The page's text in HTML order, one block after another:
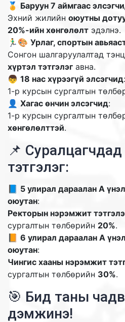
🏅 Баруун 7 аймгаас
Эхний жилийн оюутны
20%-ийн хөнгөлөлт эдэлнэ.
🏃‍♂️🎨 Урлаг, спортын
Сонгон шалгаруулалтад
хүртэл тэтгэлэг авна.
👦 18 нас хүрээгүй элсэгчид:
1-р курсын сургалтын
👤 Хагас өнчин элсэгчид:
1-р курсын сургалтын
хөнгөлөлттэй.
📌
тэтгэлэг:
📘 5 улирал дараалан А
оюутан:
Ректорын нэрэмжит
сургалтын төлбөрийн 20%.
📙 6 улирал дараалан А
оюутан:
Чингис хааны нэрэмжит
сургалтын төлбөрийн 30%.
🎯 Бид таны
дэмжинэ!